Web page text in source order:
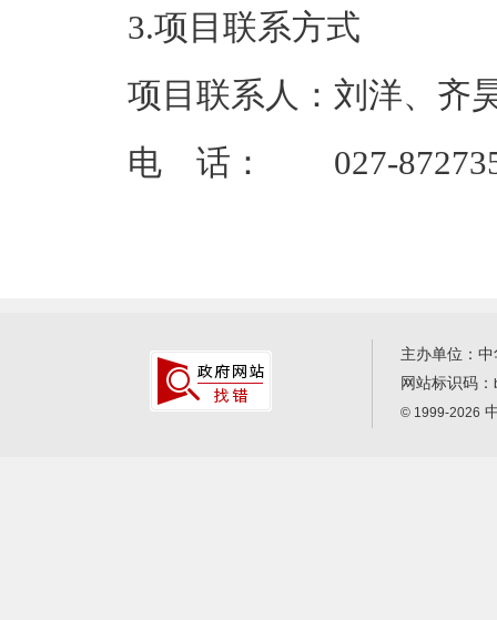
3.项目联系方式
项目联系人：刘洋、齐
电 话： 027-
主办单位：
网站标识码：
© 1999-2026